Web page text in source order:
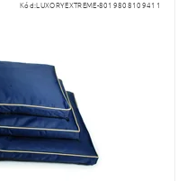
Kód:LUXORYEXTREME-8019808109411